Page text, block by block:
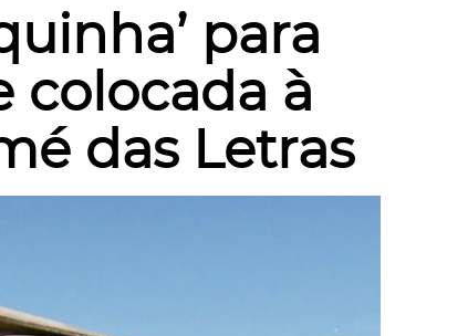
para
à
das Letras